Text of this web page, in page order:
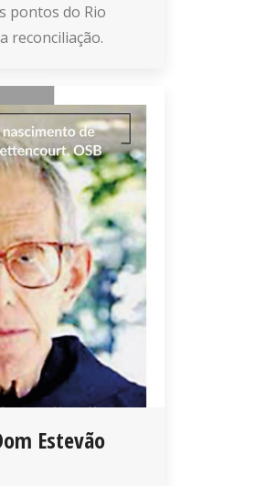
pontos do Rio
reconciliação.
Estevão